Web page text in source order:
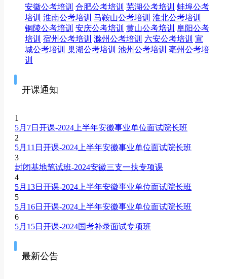
安徽公考培训 合肥公考培训 芜湖公考培训 蚌埠公考
培训 淮南公考培训 马鞍山公考培训 淮北公考培训
铜陵公考培训 安庆公考培训 黄山公考培训 阜阳公考
培训 宿州公考培训 滁州公考培训 六安公考培训 宣
城公考培训 巢湖公考培训 池州公考培训 亳州公考培
训
开课通知
1
5月7日开课-2024上半年安徽事业单位面试院长班
2
5月11日开课-2024上半年安徽事业单位面试院长班
3
封闭基地笔试班-2024安徽三支一扶专项课
4
5月13日开课-2024上半年安徽事业单位面试院长班
5
5月16日开课-2024上半年安徽事业单位面试院长班
6
5月15日开课-2024国考补录面试专项班
最新公告